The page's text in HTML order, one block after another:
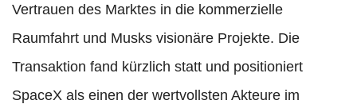
Vertrauen des Marktes in die kommerzielle
Raumfahrt und Musks visionäre Projekte. Die
Transaktion fand kürzlich statt und positioniert
SpaceX als einen der wertvollsten Akteure im